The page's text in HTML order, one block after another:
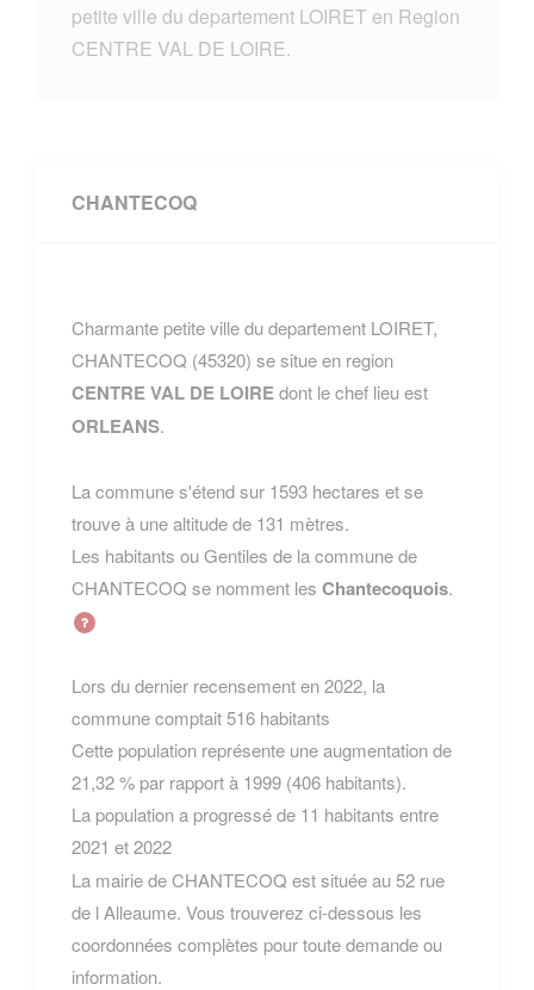
petite ville du departement LOIRET en Region
CENTRE VAL DE LOIRE.
CHANTECOQ
Charmante petite ville du departement LOIRET,
CHANTECOQ (45320) se situe en region
CENTRE VAL DE LOIREdont le chef lieu est
ORLEANS.
La commune s'étend sur 1593 hectares et se
trouve à une altitude de 131 mètres.
Les habitants ou Gentiles de la commune de
CHANTECOQ se nomment les Chantecoquois.
Lors du dernier recensement en 2022, la
commune comptait 516 habitants
Cette population représente une augmentation de
21,32 % par rapport à 1999 (406 habitants).
La population a progressé de 11 habitants entre
2021 et 2022
La mairie de CHANTECOQ est située au 52 rue
de l Alleaume. Vous trouverez ci-dessous les
coordonnées complètes pour toute demande ou
information.